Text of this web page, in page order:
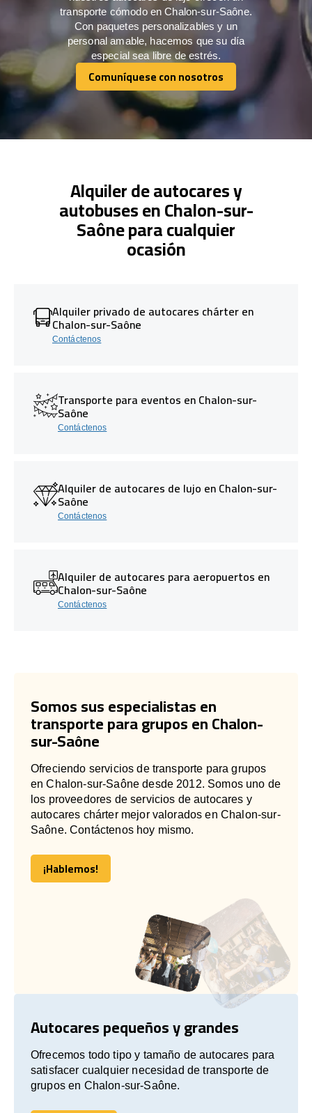
transporte cómodo en Chalon-sur-Saône.
Con paquetes personalizables y un
personal amable, hacemos que su día
especial sea libre de estrés.
Comuníquese con nosotros
Comuníquese con nosotros
Alquiler de autocares y
autobuses en Chalon-sur-
Saône para cualquier
ocasión
Alquiler privado de autocares chárter en
Chalon-sur-Saône
Contáctenos
Transporte para eventos en Chalon-sur-
Saône
Contáctenos
Alquiler de autocares de lujo en Chalon-sur-
Saône
Contáctenos
Alquiler de autocares para aeropuertos en
Chalon-sur-Saône
Contáctenos
Somos sus especialistas en
transporte para grupos en Chalon-
sur-Saône
Ofreciendo servicios de transporte para grupos
en Chalon-sur-Saône desde 2012. Somos uno de
los proveedores de servicios de autocares y
autocares chárter mejor valorados en Chalon-sur-
Saône. Contáctenos hoy mismo.
¡Hablemos!
¡Hablemos!
Autocares pequeños y grandes
Ofrecemos todo tipo y tamaño de autocares para
satisfacer cualquier necesidad de transporte de
grupos en Chalon-sur-Saône.